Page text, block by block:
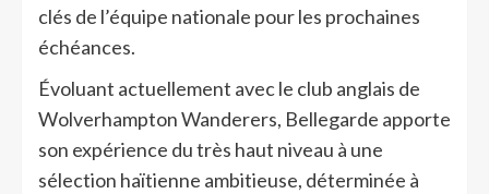
clés de l’équipe nationale pour les prochaines
échéances.
Évoluant actuellement avec le club anglais de
Wolverhampton Wanderers, Bellegarde apporte
son expérience du très haut niveau à une
sélection haïtienne ambitieuse, déterminée à